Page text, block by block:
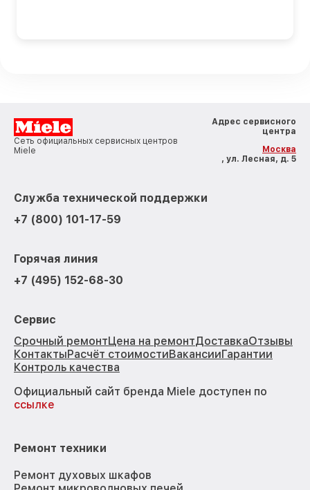
Сеть официальных сервисных центров
Miele
Адрес сервисного
центра
Москва
, ул. Лесная, д. 5
Служба технической поддержки
+7 (800) 101-17-59
Горячая линия
+7 (495) 152-68-30
Сервис
Срочный ремонтЦена на ремонтДоставкаОтзывы
КонтактыРасчёт стоимостиВакансииГарантии
Контроль качества
Официальный сайт бренда Miele доступен по
ссылке
Ремонт техники
Ремонт духовых шкафов